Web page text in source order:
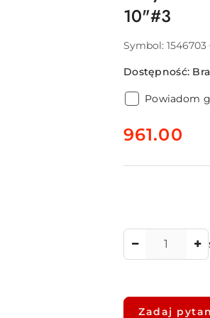
10"#3
Symbol: 1546703
Dostępność:
Powiadom
cena:
961.00
Zadaj